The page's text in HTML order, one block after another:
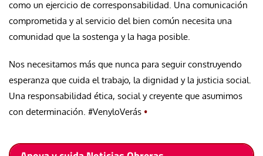
como un ejercicio de corresponsabilidad. Una comunicación
comprometida y al servicio del bien común necesita una
comunidad que la sostenga y la haga posible.
Nos necesitamos más que nunca para seguir construyendo
esperanza que cuida el trabajo, la dignidad y la justicia social.
Una responsabilidad ética, social y creyente que asumimos
con determinación. #VenyloVerás •